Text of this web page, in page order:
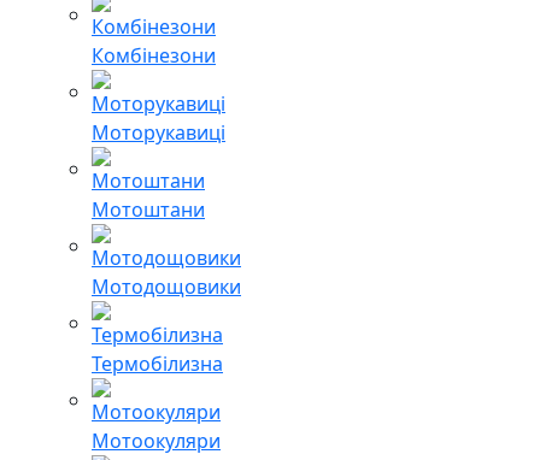
Комбінезони
Моторукавиці
Мотоштани
Мотодощовики
Термобілизна
Мотоокуляри